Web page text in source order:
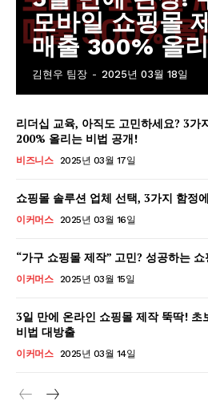
GB
모바일 쇼핑몰
매출 300% 올
김현우 팀장 - 2025년 03월 18일
리더십 교육, 아직도 고민하세요? 3가
200% 올리는 비법 공개!
비즈니스 2025년 03월 17일
쇼핑몰 솔루션 업체 선택, 3가지 함정
이커머스 2025년 03월 16일
“가구 쇼핑몰 제작” 고민? 성공하는
이커머스 2025년 03월 15일
3일 만에 온라인 쇼핑몰 제작 뚝딱! 초
비법 대방출
이커머스 2025년 03월 14일